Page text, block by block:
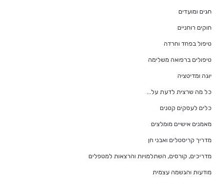
חגים ומועדים
חוקים רוחניים
טיפול בפחד וחרדה
טיפולים ברפואה משלימה
יוגה ומדיטציה
כל מה שרצית לדעת על…
כלים לעסקים קטנים
מאמנים אישיים מומלצים
מדריך קריסטלים ואבני חן
מדריכים, קורסים, השתלמויות והרצאות למטפלים
מודעות והגשמה עצמית